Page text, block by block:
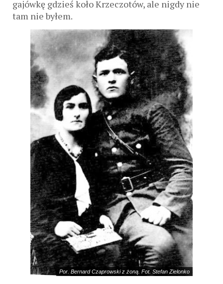
gajówkę gdzieś koło Krzeczotów, ale nigdy nie
tam nie byłem.
Por. Bernard Czaprowski z żoną. Fot. Stefan Zielonko